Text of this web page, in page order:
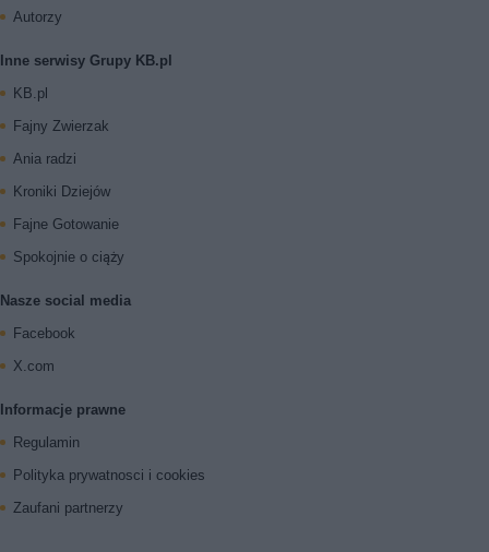
Autorzy
Inne serwisy Grupy KB.pl
KB.pl
Fajny Zwierzak
Ania radzi
Kroniki Dziejów
Fajne Gotowanie
Spokojnie o ciąży
Nasze social media
Facebook
X.com
Informacje prawne
Regulamin
Polityka prywatnosci i cookies
Zaufani partnerzy